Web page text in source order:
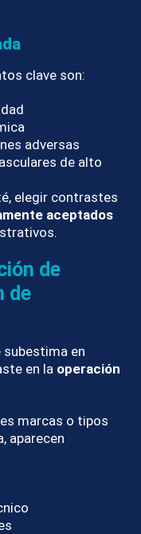
clave son:
adversas
de alto
elegir contrastes
aceptados
de
de
subestima en
en la operación
marcas o tipos
aparecen